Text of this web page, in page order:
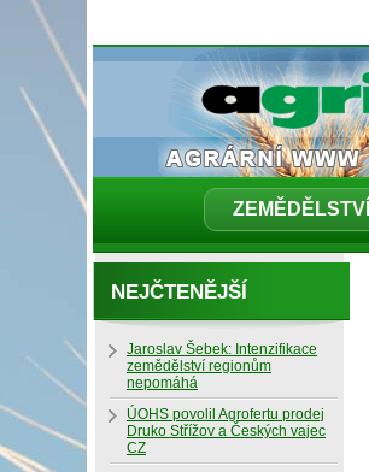
ZEMĚDĚLSTVÍ
NEJČTENĚJŠÍ
Jaroslav Šebek: Intenzifikace
zemědělství regionům
nepomáhá
ÚOHS povolil Agrofertu prodej
Druko Střížov a Českých vajec
CZ